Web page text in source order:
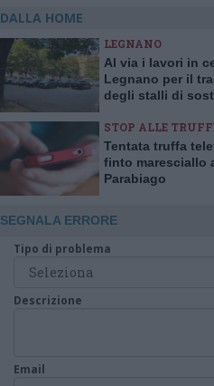
DALLA HOME
LEGNANO
Al via i lavori in
Legnano per il
degli stalli di
STOP ALLE
Tentata truffa
finto maresciallo
Parabiago
SEGNALA ERRORE
Tipo di problema
Descrizione
Email